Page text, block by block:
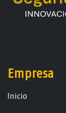
Empresa
Ini​ci​o